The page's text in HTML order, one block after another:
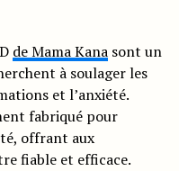
de Mama Kanasont un
à soulager les
et l’anxiété.
fabriqué pour
offrant aux
fiable et efficace.